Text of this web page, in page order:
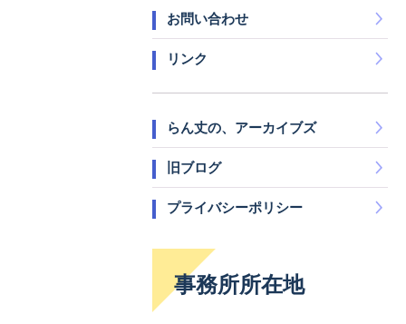
お問い合わせ
リンク
らん丈の、アーカイブズ
旧ブログ
プライバシーポリシー
事務所所在地